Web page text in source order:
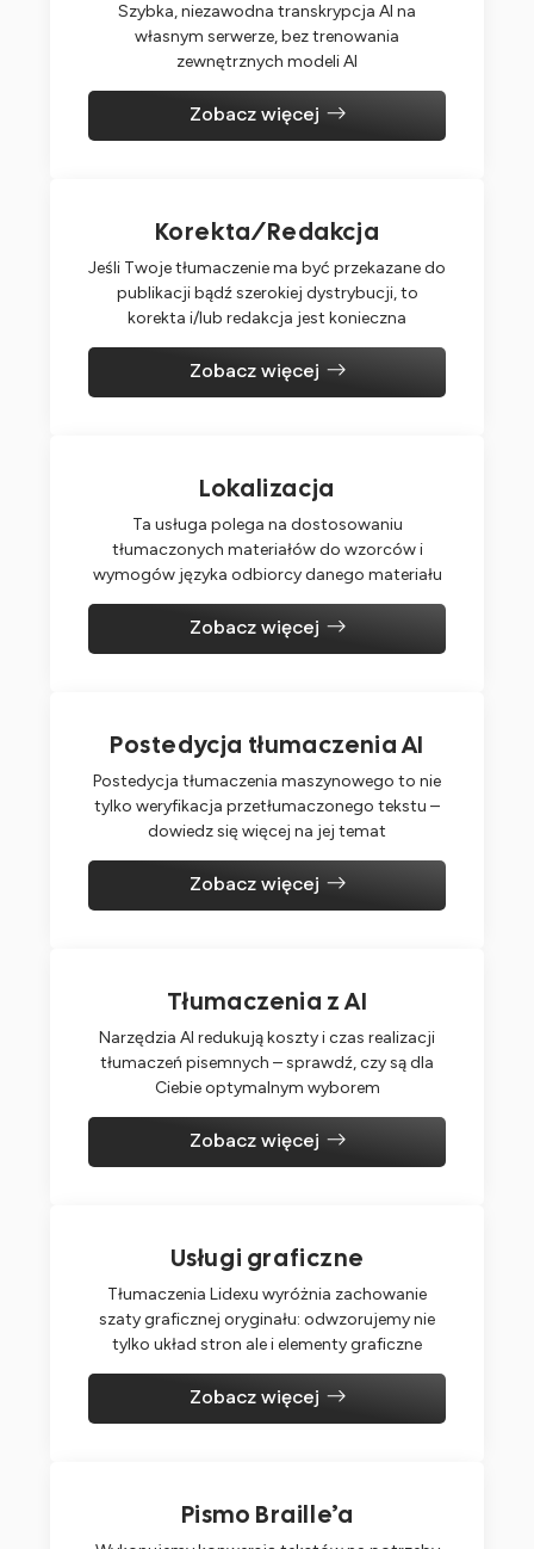
Szybka, niezawodna transkrypcja Al na
własnym serwerze, bez trenowania
zewnętrznych modeli Al
Zobacz więcej
Korekta/Redakcja
Jeśli Twoje tłumaczenie ma być przekazane do
publikacji bądź szerokiej dystrybucji, to
korekta i/lub redakcja jest konieczna
Zobacz więcej
Lokalizacja
Ta usługa polega na dostosowaniu
tłumaczonych materiałów do wzorców i
wymogów języka odbiorcy danego materiału
Zobacz więcej
Postedycja tłumaczenia AI
Postedycja tłumaczenia maszynowego to nie
tylko weryfikacja przetłumaczonego tekstu –
dowiedz się więcej na jej temat
Zobacz więcej
Tłumaczenia z AI
Narzędzia AI redukują koszty i czas realizacji
tłumaczeń pisemnych – sprawdź, czy są dla
Ciebie optymalnym wyborem
Zobacz więcej
Usługi graficzne
Tłumaczenia Lidexu wyróżnia zachowanie
szaty graficznej oryginału: odwzorujemy nie
tylko układ stron ale i elementy graficzne
Zobacz więcej
Pismo Braille’a